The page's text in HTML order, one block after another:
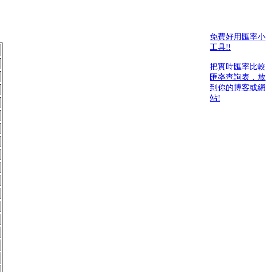
免費好用匯率小
工具!!
把實時匯率比較
匯率查詢表，放
到你的博客或網
站!